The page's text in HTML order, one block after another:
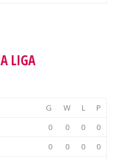
LIGA
G W L
P
0 0 0
0
0 0 0
0